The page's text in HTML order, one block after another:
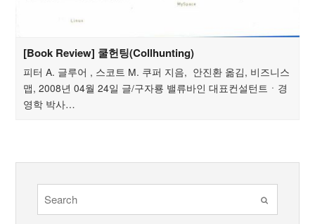
[Book Review] 쿨헌팅(Collhunting)
피터 A. 글루어 , 스코트 M. 쿠퍼 지음, 안진환 옮김, 비즈니스
맵, 2008년 04월 24일 글/구자룡 밸류바인 대표컨설턴트ㆍ경
영학 박사…